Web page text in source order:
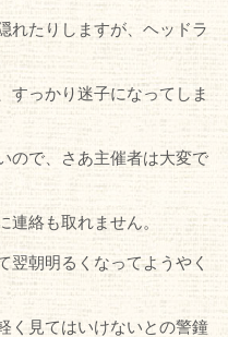
れたりしますが、ヘッドラ
すっかり迷子になってしま
ので、さあ主催者は大変で
連絡も取れません。
翌朝明るくなってようやく
く見てはいけないとの警鐘